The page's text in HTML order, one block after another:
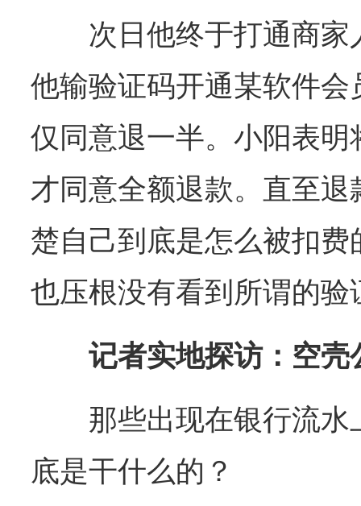
次日他终于打通商
他输验证码开通某软件
仅同意退一半。小阳表
才同意全额退款。直至
楚自己到底是怎么被扣
也压根没有看到所谓的验
记者实地探访：空壳
那些出现在银行流水
底是干什么的？